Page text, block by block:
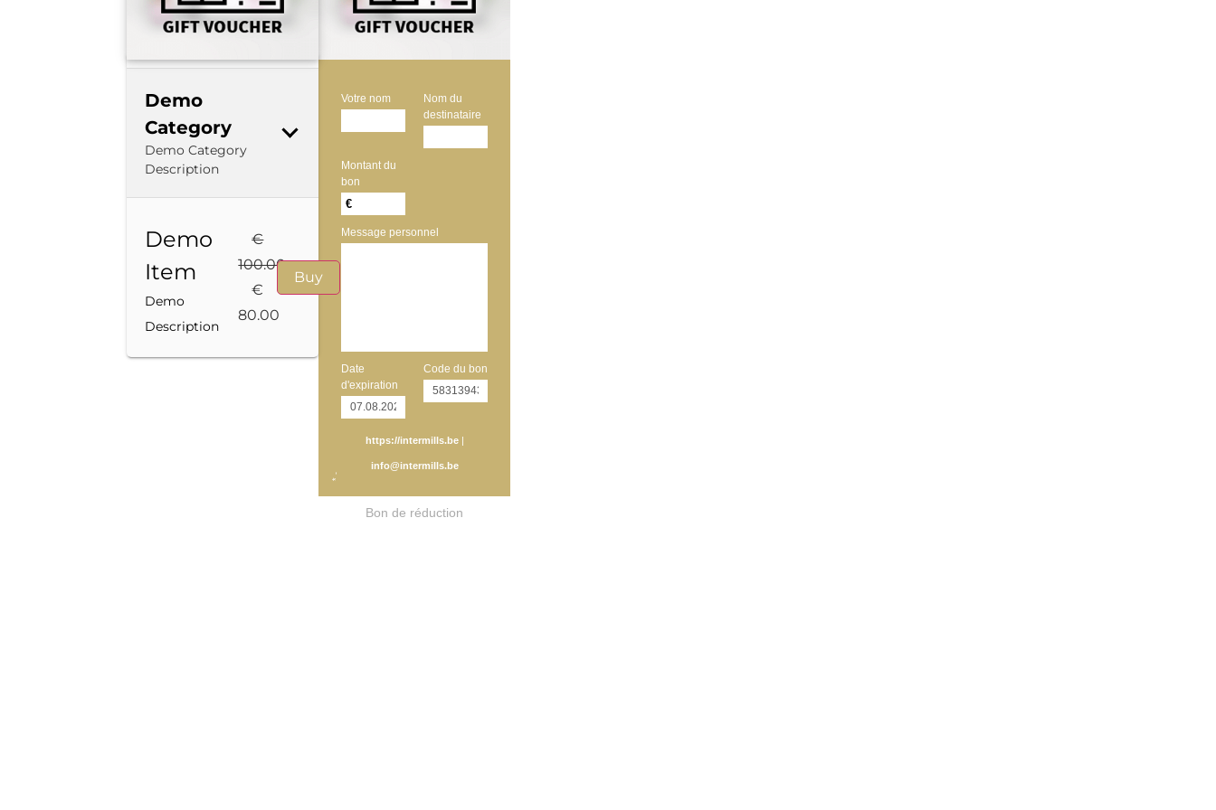
Demo
Category
Demo Category
Description
Demo
Item
Demo
Description
€
100.00
€
80.00
Buy
Votre nom
Nom du
destinataire
Montant du
bon
€
Message personnel
Date
d'expiration
Code du bon
https://intermills.be|
info@intermills.be
* -
Bon de réduction